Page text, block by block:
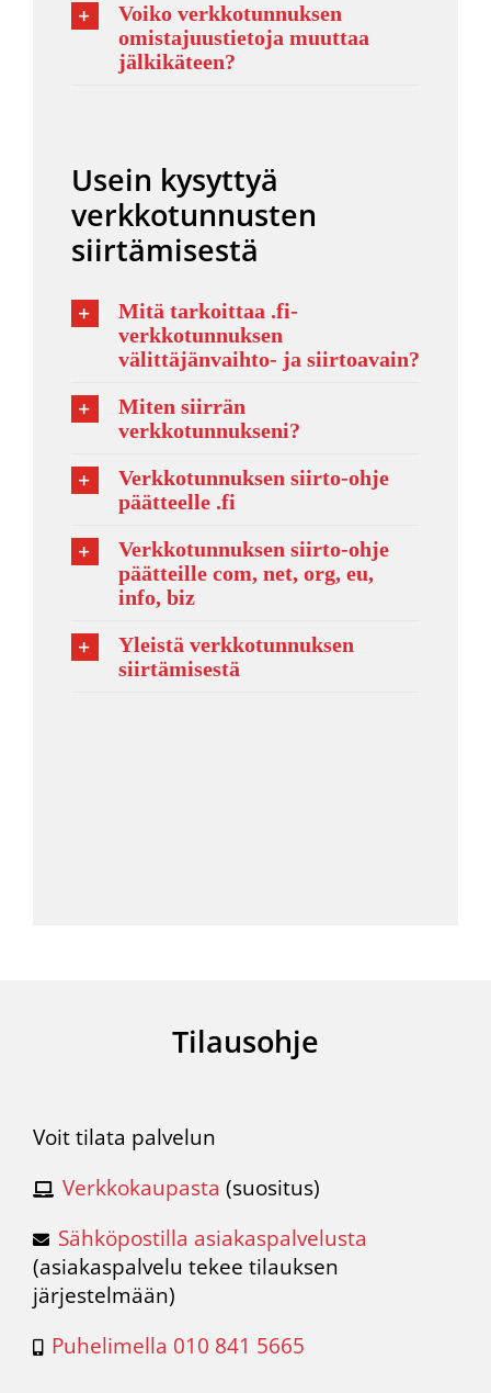
Voiko verkkotunnuksen
omistajuustietoja muuttaa
jälkikäteen?
Usein kysyttyä
verkkotunnusten
siirtämisestä
Mitä tarkoittaa .fi-
verkkotunnuksen
välittäjänvaihto- ja siirtoavain?
Miten siirrän
verkkotunnukseni?
Verkkotunnuksen siirto-ohje
päätteelle .fi
Verkkotunnuksen siirto-ohje
päätteille com, net, org, eu,
info, biz
Yleistä verkkotunnuksen
siirtämisestä
Tilausohje
Voit tilata palvelun
Verkkokaupasta (suositus)
Sähköpostilla asiakaspalvelusta
(asiakaspalvelu tekee tilauksen
järjestelmään)
Puhelimella 010 841 5665